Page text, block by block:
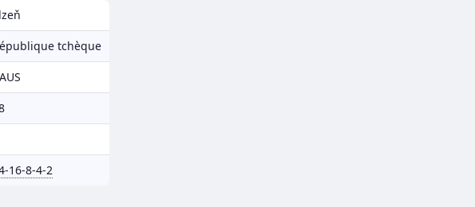
tchèque
16-8-4-2